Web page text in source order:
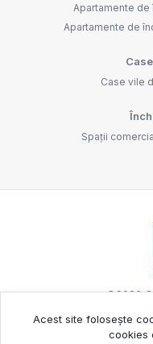
Apartamente de
Apartamente de
Case vile
Spații
©2026
Site
Acest site folosește
cookies